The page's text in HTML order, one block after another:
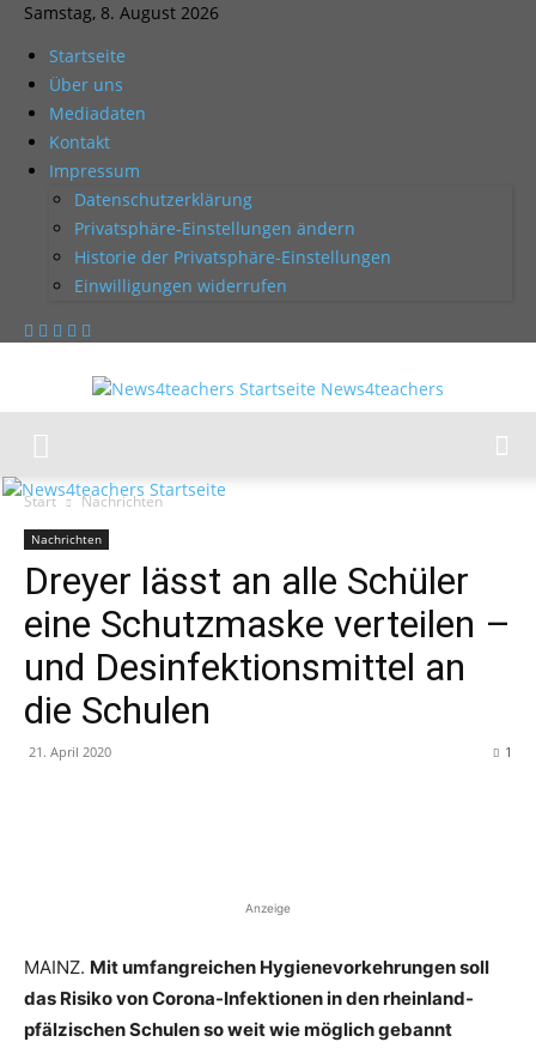
Samstag, 8. August 2026
Startseite
Über uns
Mediadaten
Kontakt
Impressum
Datenschutzerklärung
Privatsphäre-Einstellungen ändern
Historie der Privatsphäre-Einstellungen
Einwilligungen widerrufen
News4teachers
Start Nachrichten
Nachrichten
Dreyer lässt an alle Schüler
eine Schutzmaske verteilen –
und Desinfektionsmittel an
die Schulen
21. April 2020 1
Anzeige
MAINZ. Mit umfangreichen Hygienevorkehrungen soll
das Risiko von Corona-Infektionen in den rheinland-
pfälzischen Schulen so weit wie möglich gebannt